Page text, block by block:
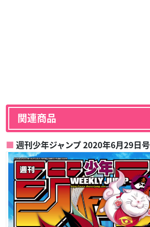
関連商品
週刊少年ジャンプ 2020年6月29日号